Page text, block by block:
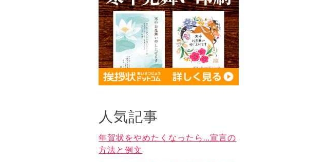
人気記事
年賀状をやめたくなったら…宣言の
方法と例文